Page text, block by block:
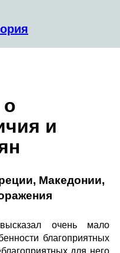
и
Македонии,
очень мало
благоприятных
для него